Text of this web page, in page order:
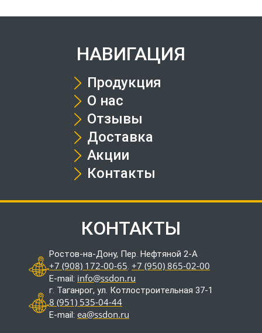
НАВИГАЦИЯ
Продукция
О нас
Отзывы
Доставка
Акции
Контакты
КОНТАКТЫ
Ростов-на-Дону, Пер. Нефтяной 2-А
+7 (908) 172-00-65. +7 (950) 865-02-00
E-mail: info@ssdon.ru
г. Таганрог, ул. Котлостроительная 37-1
8 (951) 535-04-44
E-mail: ea@ssdon.ru